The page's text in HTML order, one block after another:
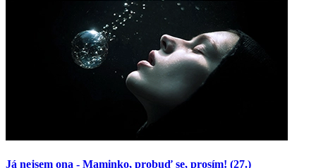
Já nejsem ona - Maminko, probuď se, prosím! (27.)